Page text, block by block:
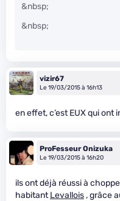
&nbsp;
&nbsp;
vizir67
Le 19/03/2015 à 16h13
en effet, c’est EUX qui ont
ProFesseur Onizuka
Le 19/03/2015 à 16h20
ils ont déjà réussi à
habitantLevallois , grâce